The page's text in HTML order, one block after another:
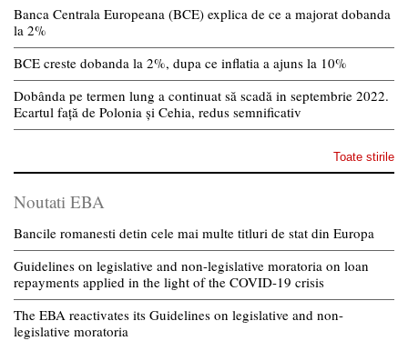
Banca Centrala Europeana (BCE) explica de ce a majorat dobanda
la 2%
BCE creste dobanda la 2%, dupa ce inflatia a ajuns la 10%
Dobânda pe termen lung a continuat să scadă in septembrie 2022.
Ecartul față de Polonia și Cehia, redus semnificativ
Toate stirile
Noutati EBA
Bancile romanesti detin cele mai multe titluri de stat din Europa
Guidelines on legislative and non-legislative moratoria on loan
repayments applied in the light of the COVID-19 crisis
The EBA reactivates its Guidelines on legislative and non-
legislative moratoria